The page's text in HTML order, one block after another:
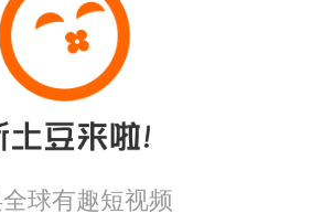
球有趣短视频